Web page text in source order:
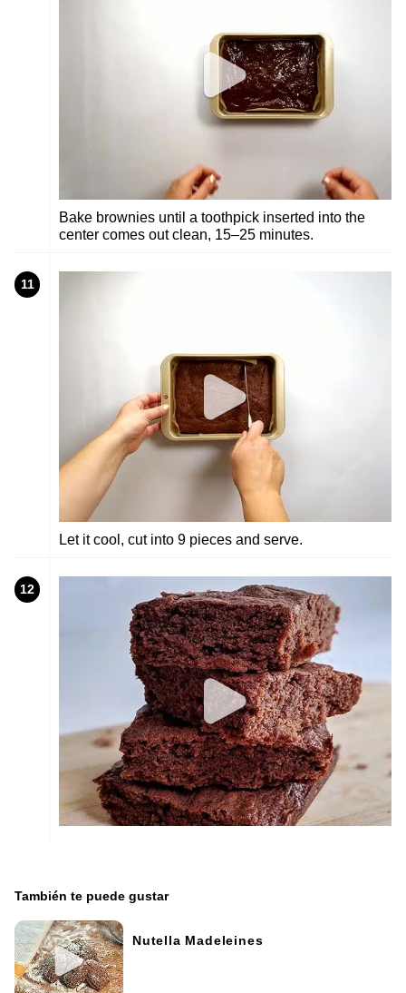
Bake brownies until a toothpick inserted into the
center comes out clean, 15–25 minutes.
11
Let it cool, cut into 9 pieces and serve.
12
También te puede gustar
Nutella Madeleines